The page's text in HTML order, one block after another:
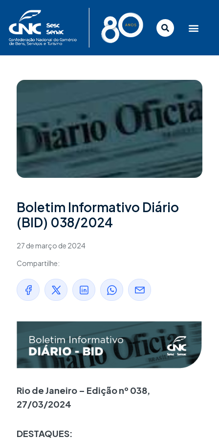
conteúdo
Boletim Informativo Diário
(BID) 038/2024
27 de março de 2024
Compartilhe:
Rio de Janeiro – Edição nº 038,
27/03/2024
DESTAQUES: